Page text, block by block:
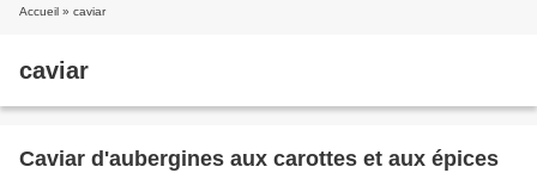
Accueil » caviar
caviar
Caviar d'aubergines aux carottes et aux épices